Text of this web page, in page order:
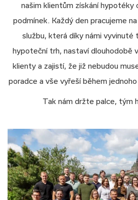
našim klientům získání hypotéky
podmínek. Každý den pracujeme
službu, která díky námi vyvinuté
hypoteční trh, nastaví dlouhodobě
klienty a zajistí, že již nebudou
poradce a vše vyřeší během
Tak nám držte palce, tým